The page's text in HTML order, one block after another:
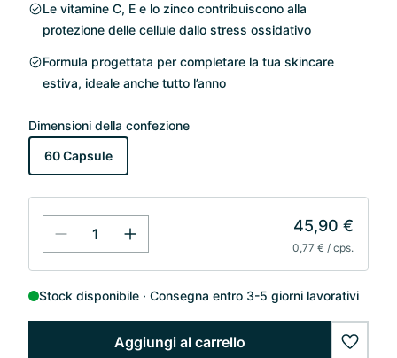
Le vitamine C, E e lo zinco contribuiscono alla
protezione delle cellule dallo stress ossidativo
Formula progettata per completare la tua skincare
estiva, ideale anche tutto l’anno
Dimensioni della confezione
60 Capsule
45,90 €
0,77 € / cps.
Stock disponibile Consegna entro 3-5 giorni lavorativi
Aggiungi al carrello